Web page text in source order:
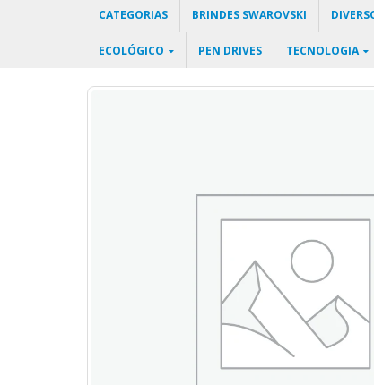
CATEGORIAS BRINDES SWAROVSKI
ECOLÓGICO PEN DRIVES TECNOLOGIA